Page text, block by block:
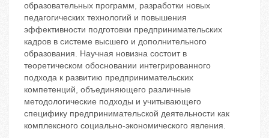
образовательных программ, разработки новых
педагогических технологий и повышения
эффективности подготовки предпринимательских
кадров в системе высшего и дополнительного
образования. Научная новизна состоит в
теоретическом обосновании интегрированного
подхода к развитию предпринимательских
компетенций, объединяющего различные
методологические подходы и учитывающего
специфику предпринимательской деятельности как
комплексного социально-экономического явления.